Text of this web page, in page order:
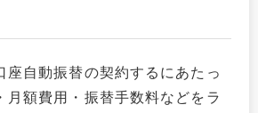
座自動振替の契約するにあたっ
月額費用・振替手数料などをラ